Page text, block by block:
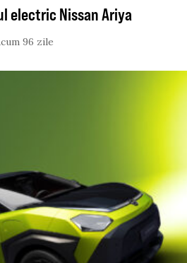
electric Nissan Ariya
96 zile